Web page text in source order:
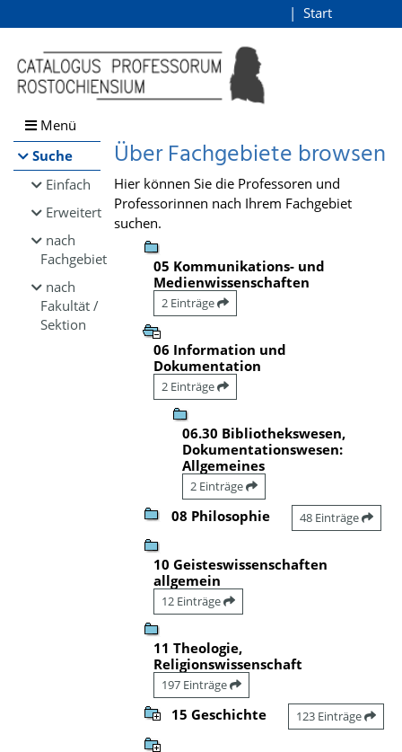
Browsen
direkt zum Inhalt
Start
Menü
Suche
Einfach
Erweitert
nach
Fachgebiet
nach
Fakultät /
Sektion
Über Fachgebiete browsen
Hier können Sie die Professoren und
Professorinnen nach Ihrem Fachgebiet
suchen.
05 Kommunikations- und
Medienwissenschaften
2 Einträge
06 Information und
Dokumentation
2 Einträge
06.30 Bibliothekswesen,
Dokumentationswesen:
Allgemeines
2 Einträge
08 Philosophie 48 Einträge
10 Geisteswissenschaften
allgemein
12 Einträge
11 Theologie,
Religionswissenschaft
197 Einträge
15 Geschichte 123 Einträge